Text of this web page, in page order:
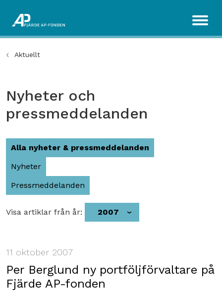
Aktuellt
Nyheter och
pressmeddelanden
Alla nyheter & pressmeddelanden
Nyheter
Pressmeddelanden
Visa artiklar från år: 2007
11 oktober 2007
Per Berglund ny portföljförvaltare på
Fjärde AP-fonden